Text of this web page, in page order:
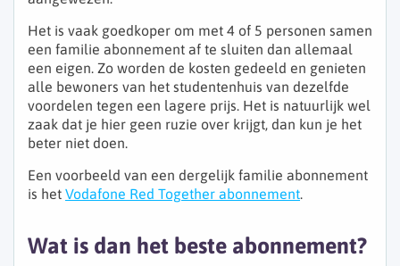
Het is vaak goedkoper om met 4 of 5 personen samen
een familie abonnement af te sluiten dan allemaal
een eigen. Zo worden de kosten gedeeld en genieten
alle bewoners van het studentenhuis van dezelfde
voordelen tegen een lagere prijs. Het is natuurlijk wel
zaak dat je hier geen ruzie over krijgt, dan kun je het
beter niet doen.
Een voorbeeld van een dergelijk familie abonnement
is het Vodafone Red Together abonnement.
Wat is dan het beste abonnement?